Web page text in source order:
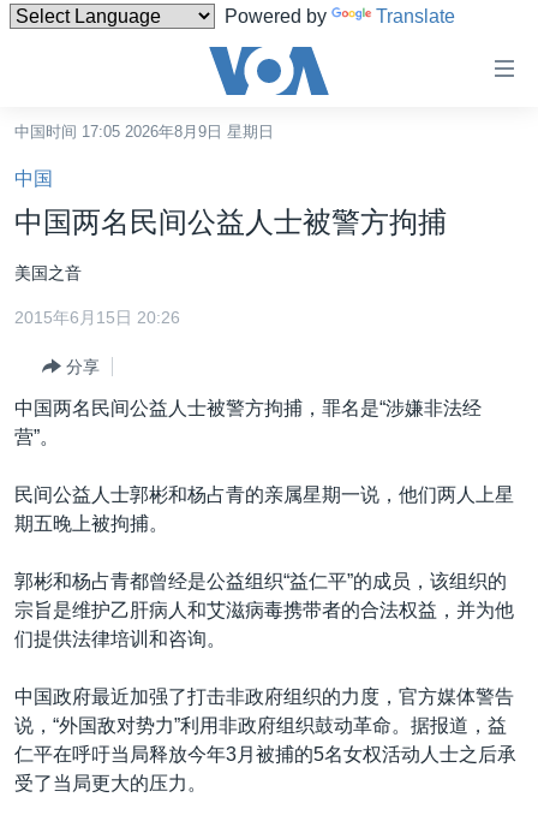
Powered by Translate
碍
链
接
转
内
转
到
航
跳
到
检
索
台湾
港澳
国际
最新国际新闻
中东
非洲
美洲
分类新闻
人权·法律·宗教
军事
劳工
热点专题
国会报道
美中关系
埃博拉疫情
美国之音专访
VOA今日焦点
中文广播
关注我们
中国时间 17:05 2026年8月9日 星期日
中国
中国两名民间公益人士被警方拘捕
美国之音
2015年6月15日 20:26
分享
中国两名民间公益人士被警方拘捕，罪名是“涉嫌非法经
营”。
民间公益人士郭彬和杨占青的亲属星期一说，他们两人上星
期五晚上被拘捕。
郭彬和杨占青都曾经是公益组织“益仁平”的成员，该组织的
宗旨是维护乙肝病人和艾滋病毒携带者的合法权益，并为他
们提供法律培训和咨询。
中国政府最近加强了打击非政府组织的力度，官方媒体警告
说，“外国敌对势力”利用非政府组织鼓动革命。据报道，益
仁平在呼吁当局释放今年3月被捕的5名女权活动人士之后承
受了当局更大的压力。